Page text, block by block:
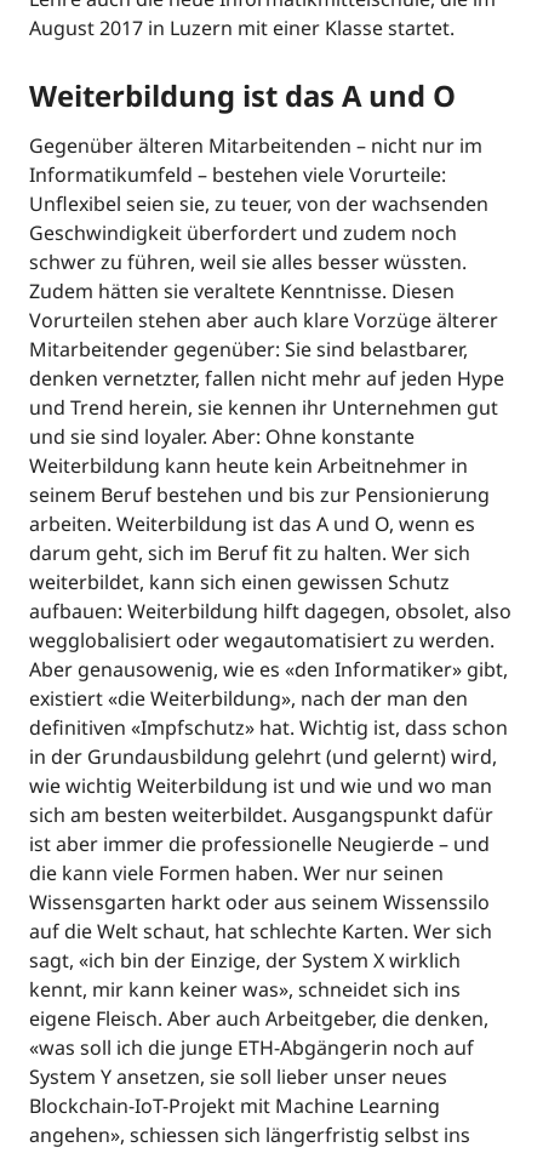
August 2017 in Luzern mit einer Klasse startet.
Weiterbildung ist das A und O
Gegenüber älteren Mitarbeitenden – nicht nur im
Informatikumfeld – bestehen viele Vorurteile:
Unflexibel seien sie, zu teuer, von der wachsenden
Geschwindigkeit überfordert und zudem noch
schwer zu führen, weil sie alles besser wüssten.
Zudem hätten sie veraltete Kenntnisse. Diesen
Vorurteilen stehen aber auch klare Vorzüge älterer
Mitarbeitender gegenüber: Sie sind belastbarer,
denken vernetzter, fallen nicht mehr auf jeden Hype
und Trend herein, sie kennen ihr Unternehmen gut
und sie sind loyaler. Aber: Ohne konstante
Weiterbildung kann heute kein Arbeitnehmer in
seinem Beruf bestehen und bis zur Pensionierung
arbeiten. Weiterbildung ist das A und O, wenn es
darum geht, sich im Beruf fit zu halten. Wer sich
weiterbildet, kann sich einen gewissen Schutz
aufbauen: Weiterbildung hilft dagegen, obsolet, also
wegglobalisiert oder wegautomatisiert zu werden.
Aber genausowenig, wie es «den Informatiker» gibt,
existiert «die Weiterbildung», nach der man den
definitiven «Impfschutz» hat. Wichtig ist, dass schon
in der Grundausbildung gelehrt (und gelernt) wird,
wie wichtig Weiterbildung ist und wie und wo man
sich am besten weiterbildet. Ausgangspunkt dafür
ist aber immer die professionelle Neugierde – und
die kann viele Formen haben. Wer nur seinen
Wissensgarten harkt oder aus seinem Wissenssilo
auf die Welt schaut, hat schlechte Karten. Wer sich
sagt, «ich bin der Einzige, der System X wirklich
kennt, mir kann keiner was», schneidet sich ins
eigene Fleisch. Aber auch Arbeitgeber, die denken,
«was soll ich die junge ETH-Abgängerin noch auf
System Y ansetzen, sie soll lieber unser neues
Blockchain-IoT-Projekt mit Machine Learning
angehen», schiessen sich längerfristig selbst ins